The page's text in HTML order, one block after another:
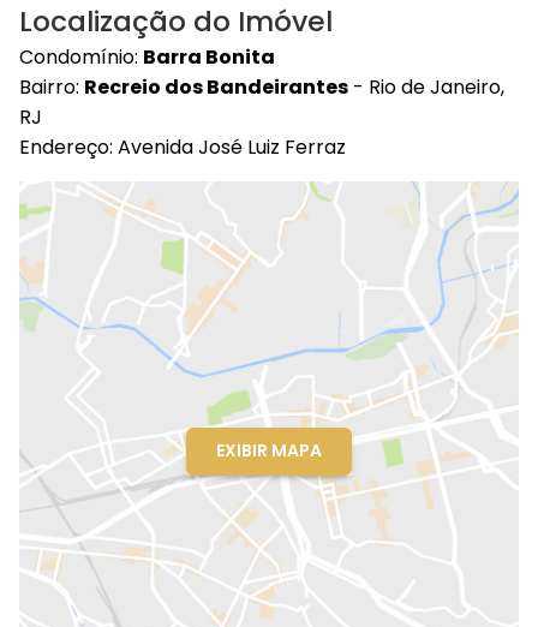
Localização do Imóvel
Condomínio: Barra Bonita
Bairro: Recreio dos Bandeirantes - Rio de Janeiro,
RJ
Endereço: Avenida José Luiz Ferraz
EXIBIR MAPA